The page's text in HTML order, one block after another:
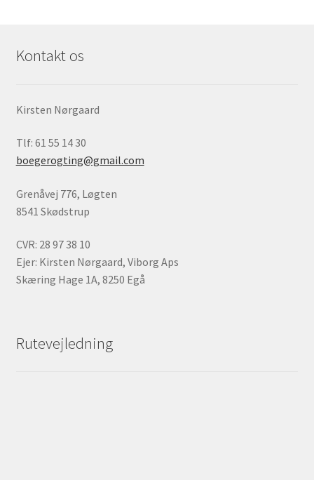
Kontakt os
Kirsten Nørgaard
Tlf: 61 55 14 30
boegerogting@gmail.com
Grenåvej 776, Løgten
8541 Skødstrup
CVR: 28 97 38 10
Ejer: Kirsten Nørgaard, Viborg Aps
Skæring Hage 1A, 8250 Egå
Rutevejledning